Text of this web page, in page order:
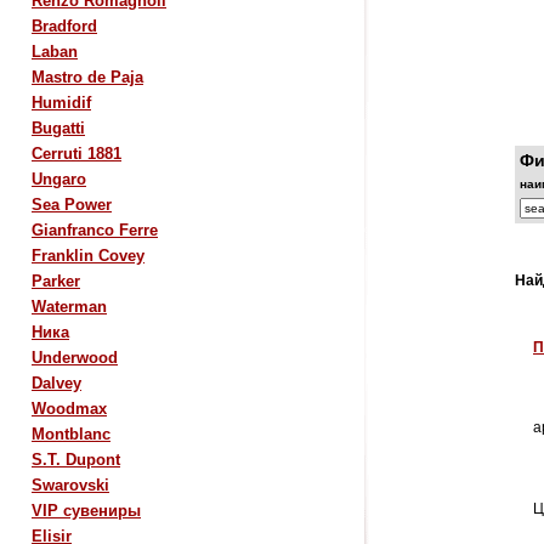
Bradford
Laban
Mastro de Paja
Humidif
Bugatti
Cerruti 1881
Ungaro
Sea Power
Gianfranco Ferre
Franklin Covey
Parker
Waterman
Ника
Underwood
Dalvey
Woodmax
Montblanc
S.T. Dupont
Swarovski
VIP сувениры
Elisir